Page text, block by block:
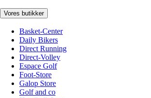
Vores butikker
Basket-Center
Daily Bikers
Direct Running
Direct-Volley
Espace Golf
Foot-Store
Galop Store
Golf and co